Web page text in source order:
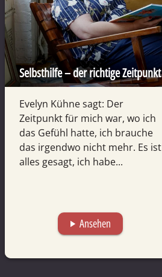
Selbsthilfe – der richtige Zeitpunkt
Evelyn Kühne sagt: Der
Zeitpunkt für mich war, wo ich
das Gefühl hatte, ich brauche
das irgendwo nicht mehr. Es ist
alles gesagt, ich habe...
play_arrow Ansehen